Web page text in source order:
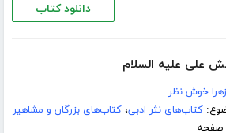
دانلود کتاب
علی علیه السلام
زهرا خوش نظر
کتاب‌های نثر ادبی،کتاب‌های بزرگان و مشاهیر